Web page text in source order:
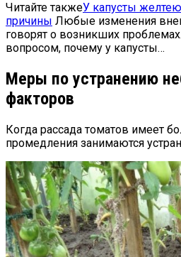
Читайте такжеУ капусты
причины Любые изменения
говорят о возникших
вопросом, почему у капусты…
Меры по устранению
факторов
Когда рассада томатов имеет
промедления занимаются